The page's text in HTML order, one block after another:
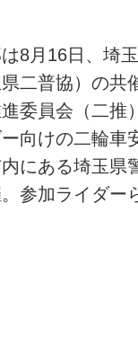
8月16日、埼
二普協）の共
委員会（二推
向けの二輪車
にある埼玉県
参加ライダー